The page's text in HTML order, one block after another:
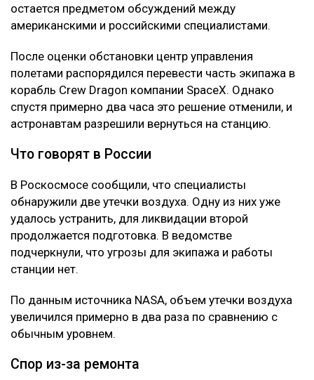
остается предметом обсуждений между
американскими и российскими специалистами.
После оценки обстановки центр управления
полетами распорядился перевести часть экипажа в
корабль Crew Dragon компании SpaceX. Однако
спустя примерно два часа это решение отменили, и
астронавтам разрешили вернуться на станцию.
Что говорят в России
В Роскосмосе сообщили, что специалисты
обнаружили две утечки воздуха. Одну из них уже
удалось устранить, для ликвидации второй
продолжается подготовка. В ведомстве
подчеркнули, что угрозы для экипажа и работы
станции нет.
По данным источника NASA, объем утечки воздуха
увеличился примерно в два раза по сравнению с
обычным уровнем.
Спор из-за ремонта